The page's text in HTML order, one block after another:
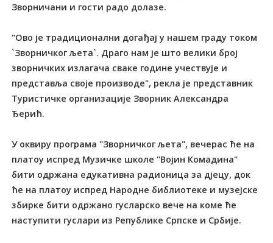
Зворничани и гости радо долазе.
"Ово је традиционални догађај у нашем граду током
`Зворничког љета`. Драго нам је што велики број
зворничких излагача сваке године учествује и
представља своје производе", рекла је представник
Туристичке организације Зворник Александра
Ђерић.
У оквиру програма "Зворничког љета", вечерас ће на
платоу испред Музичке школе "Војин Комадина"
бити одржана едукативна радионица за дјецу, док
ће на платоу испред Народне библиотеке и музејске
збирке бити одржано гусларско вече на коме ће
наступити гуслари из Републике Српске и Србије.